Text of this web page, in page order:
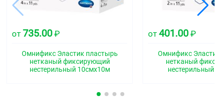
от 735.00 ₽
Омнификс Эластик пластырь
нетканый фиксирующий
нестерильный 10смх10м
от401.00 ₽
Омнификс
нетканый
нестерильный